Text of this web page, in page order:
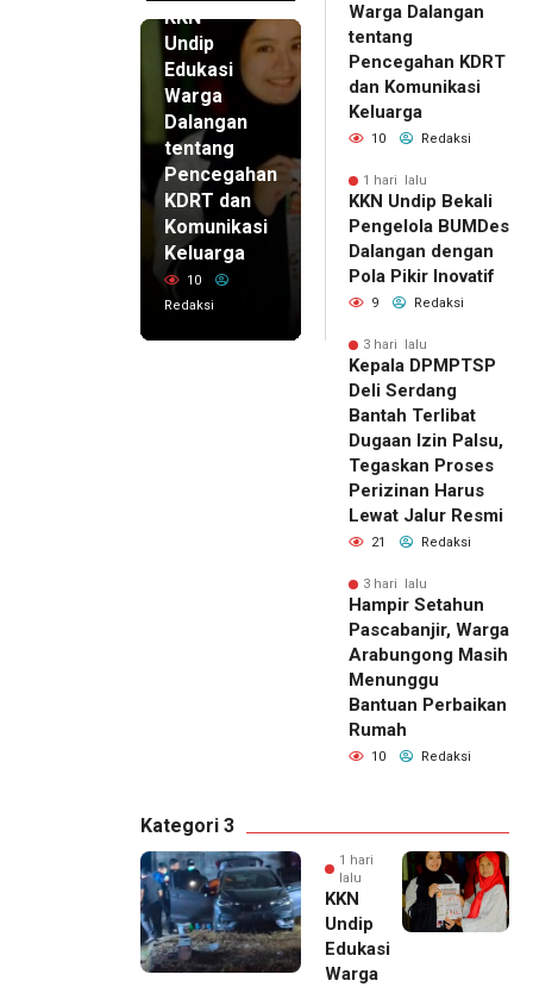
KKN
Undip
Edukasi
Warga
Dalangan
tentang
Pencegahan
KDRT dan
Komunikasi
Keluarga
10
Redaksi
Warga Dalangan
tentang
Pencegahan KDRT
dan Komunikasi
Keluarga
10 Redaksi
1 hari lalu
KKN Undip Bekali
Pengelola BUMDes
Dalangan dengan
Pola Pikir Inovatif
9 Redaksi
3 hari lalu
Kepala DPMPTSP
Deli Serdang
Bantah Terlibat
Dugaan Izin Palsu,
Tegaskan Proses
Perizinan Harus
Lewat Jalur Resmi
21 Redaksi
3 hari lalu
Hampir Setahun
Pascabanjir, Warga
Arabungong Masih
Menunggu
Bantuan Perbaikan
Rumah
10 Redaksi
Kategori 3
1 hari
lalu
KKN
Undip
Edukasi
Warga